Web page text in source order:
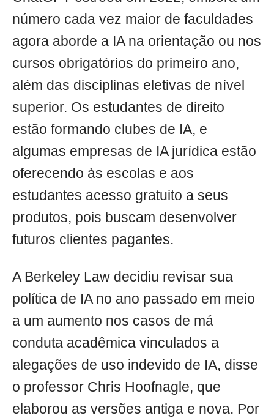
número cada vez maior de faculdades
agora aborde a IA na orientação ou nos
cursos obrigatórios do primeiro ano,
além das disciplinas eletivas de nível
superior. Os estudantes de direito
estão formando clubes de IA, e
algumas empresas de IA jurídica estão
oferecendo às escolas e aos
estudantes acesso gratuito a seus
produtos, pois buscam desenvolver
futuros clientes pagantes.
A Berkeley Law decidiu revisar sua
política de IA no ano passado em meio
a um aumento nos casos de má
conduta acadêmica vinculados a
alegações de uso indevido de IA, disse
o professor Chris Hoofnagle, que
elaborou as versões antiga e nova. Por